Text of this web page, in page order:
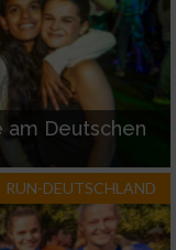
am Deutschen
RUN-DEUTSCHLAND